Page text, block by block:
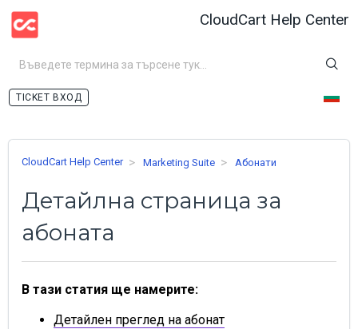
CloudCart Help Center
ВХОД
CloudCart Help Center Marketing Suite Абонати
Детайлна страница за
абоната
В тази статия ще намерите:
Детайлен преглед на абонат